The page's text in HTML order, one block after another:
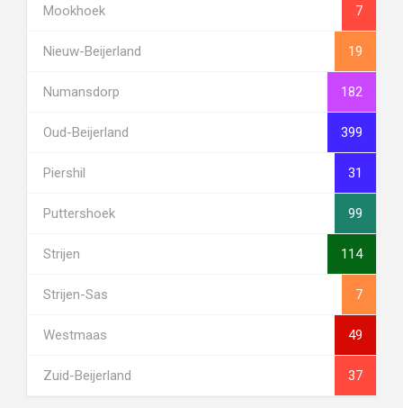
Mookhoek 7
Nieuw-Beijerland 19
Numansdorp 182
Oud-Beijerland 399
Piershil 31
Puttershoek 99
Strijen 114
Strijen-Sas 7
Westmaas 49
Zuid-Beijerland 37